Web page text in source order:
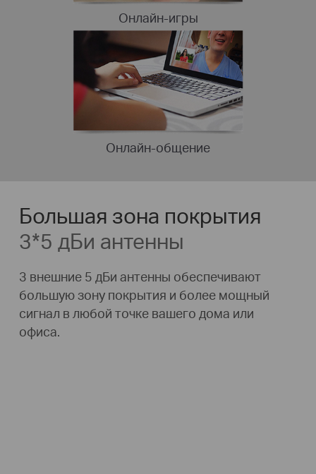
Онлайн-игры
Онлайн-общение
Большая зона покрытия
3*5 дБи антенны
3 внешние 5 дБи антенны обеспечивают
большую зону покрытия и более мощный
сигнал в любой точке вашего дома или
офиса.